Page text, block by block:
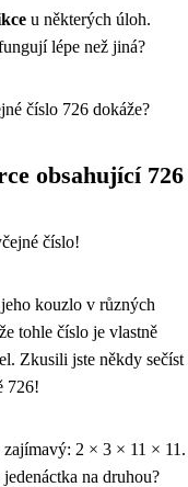
u některých úloh.
lépe než jiná?
číslo 726 dokáže?
obsahující 726
číslo!
kouzlo v různých
tohle číslo je vlastně
Zkusili jste někdy sečíst
726!
2 × 3 × 11 × 11.
na druhou?